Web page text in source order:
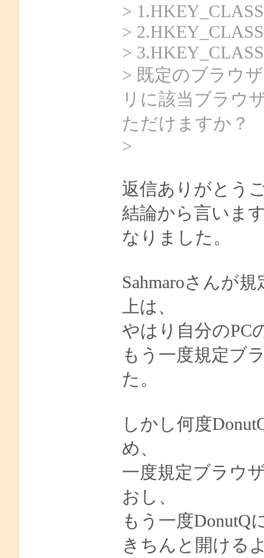
>
>
>
> 既定のブラウ
リに該当ブラウ
ただけますか？
>
返信ありがとう
結論から言いま
なりました。
Sahmaroさんが
上は、
やはり自分のPC
もう一度規定ブ
た。
しかし何度
め、
一度規定ブラウ
おし、
もう一度DonutQ
きちんと開ける